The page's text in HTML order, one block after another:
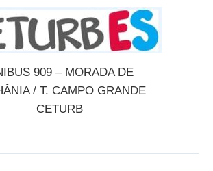
909 – MORADA DE
/ T. CAMPO GRANDE
CETURB